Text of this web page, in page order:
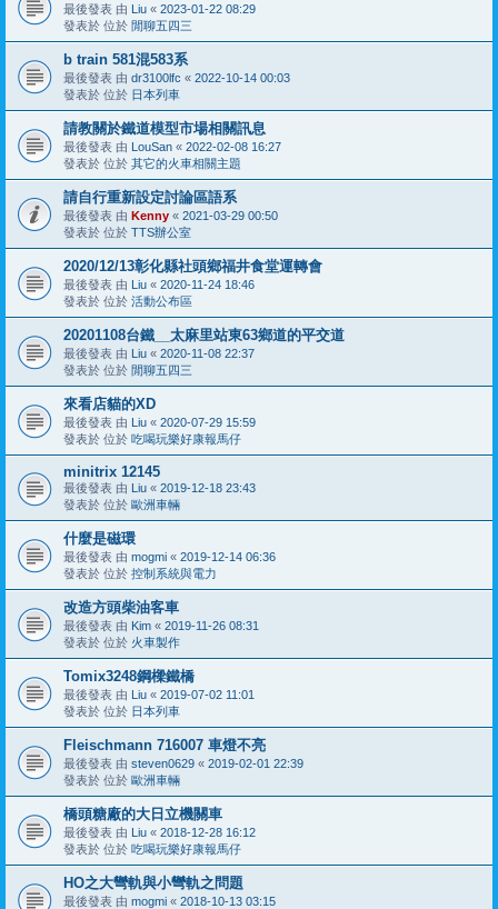
最後發表 由 Liu « 2023-01-22 08:29
發表於 位於 閒聊五四三
b train 581混583系
最後發表 由 dr3100lfc « 2022-10-14 00:03
發表於 位於 日本列車
請教關於鐵道模型市場相關訊息
最後發表 由 LouSan « 2022-02-08 16:27
發表於 位於 其它的火車相關主題
請自行重新設定討論區語系
最後發表 由 Kenny « 2021-03-29 00:50
發表於 位於 TTS辦公室
2020/12/13彰化縣社頭鄉福井食堂運轉會
最後發表 由 Liu « 2020-11-24 18:46
發表於 位於 活動公布區
20201108台鐵__太麻里站東63鄉道的平交道
最後發表 由 Liu « 2020-11-08 22:37
發表於 位於 閒聊五四三
來看店貓的XD
最後發表 由 Liu « 2020-07-29 15:59
發表於 位於 吃喝玩樂好康報馬仔
minitrix 12145
最後發表 由 Liu « 2019-12-18 23:43
發表於 位於 歐洲車輛
什麼是磁環
最後發表 由 mogmi « 2019-12-14 06:36
發表於 位於 控制系統與電力
改造方頭柴油客車
最後發表 由 Kim « 2019-11-26 08:31
發表於 位於 火車製作
Tomix3248鋼樑鐵橋
最後發表 由 Liu « 2019-07-02 11:01
發表於 位於 日本列車
Fleischmann 716007 車燈不亮
最後發表 由 steven0629 « 2019-02-01 22:39
發表於 位於 歐洲車輛
橋頭糖廠的大日立機關車
最後發表 由 Liu « 2018-12-28 16:12
發表於 位於 吃喝玩樂好康報馬仔
HO之大彎軌與小彎軌之問題
最後發表 由 mogmi « 2018-10-13 03:15